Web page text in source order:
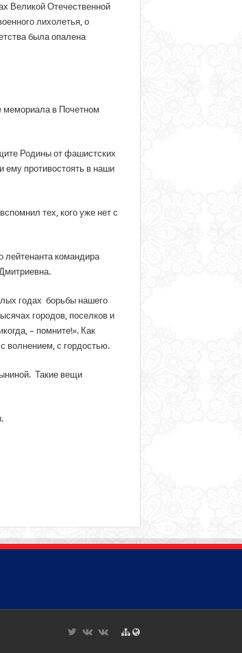
Великой Отечественной
лихолетья, о
была опалена
мемориала в Почетном
Родины от фашистских
ему противостоять в наши
тех, кого уже нет с
лейтенанта командира
годах борьбы нашего
городов, поселков и
– помните!». Как
волнением, с гордостью.
Такие вещи